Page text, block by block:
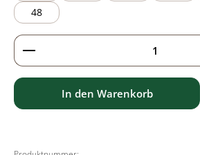
48
Produkt Anzahl: Gib den
In den Warenkorb